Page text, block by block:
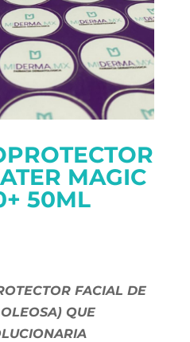
MAGIC
50ML
FACIAL DE
QUE